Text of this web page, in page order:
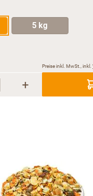
5 kg
Preise inkl. MwSt., inkl.
+